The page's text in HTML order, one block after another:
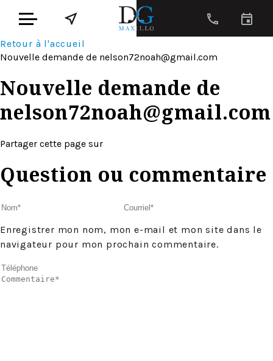
Retour à l'accueil
Nouvelle demande de nelson72noah@gmail.com
Nouvelle demande de
nelson72noah@gmail.com
Partager cette page sur
Question ou commentaire
Enregistrer mon nom, mon e-mail et mon site dans le
navigateur pour mon prochain commentaire.